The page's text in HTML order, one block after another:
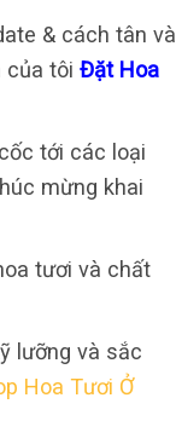
& cách tân và
của tôi Đặt Hoa
tới các loại
mừng khai
tươi và chất
lưỡng và sắc
Hoa Tươi Ở